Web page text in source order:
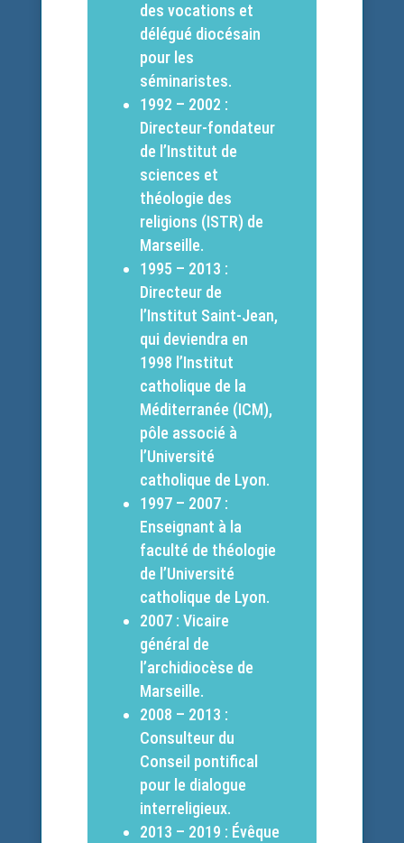
des vocations et
délégué diocésain
pour les
séminaristes.
1992 – 2002 :
Directeur-fondateur
de l’Institut de
sciences et
théologie des
religions (ISTR) de
Marseille.
1995 – 2013 :
Directeur de
l’Institut Saint-Jean,
qui deviendra en
1998 l’Institut
catholique de la
Méditerranée (ICM),
pôle associé à
l’Université
catholique de Lyon.
1997 – 2007 :
Enseignant à la
faculté de théologie
de l’Université
catholique de Lyon.
2007 : Vicaire
général de
l’archidiocèse de
Marseille.
2008 – 2013 :
Consulteur du
Conseil pontifical
pour le dialogue
interreligieux.
2013 – 2019 : Évêque